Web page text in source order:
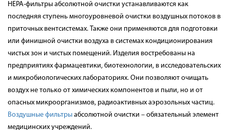
HEPA-фильтры абсолютной очистки устанавливаются как
последняя ступень многоуровневой очистки воздушных потоков в
приточных вентсистемах. Также они применяются для подготовки
или финишной очистки воздуха в системах кондиционирования
чистых зон и чистых помещений. Изделия востребованы на
предприятиях фармацевтики, биотехнологии, в исследовательских
и микробиологических лабораториях. Они позволяют очищать
воздух не только от химических компонентов и пыли, но и от
опасных микроорганизмов, радиоактивных аэрозольных частиц.
Воздушные фильтры абсолютной очистки – обязательный элемент
медицинских учреждений.